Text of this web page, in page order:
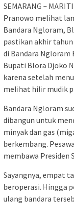
SEMARANG –
Pranowo melihat
Bandara Ngloram,
pastikan akhir
di Bandara
Bupati Blora Djoko
karena setelah
melihat hilir mudik
Bandara Ngloram
dibangun untuk
minyak dan gas
berkembang.
membawa Presiden
Sayangnya, empat
beroperasi. Hingga
ulang bandara